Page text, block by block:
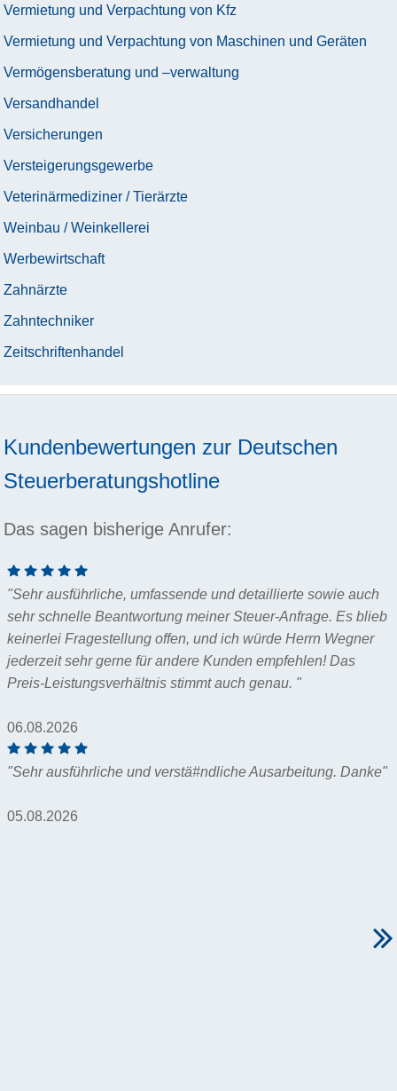
Vermietung und Verpachtung von Kfz
Vermietung und Verpachtung von Maschinen und Geräten
Vermögensberatung und –verwaltung
Versandhandel
Versicherungen
Versteigerungsgewerbe
Veterinärmediziner / Tierärzte
Weinbau / Weinkellerei
Werbewirtschaft
Zahnärzte
Zahntechniker
Zeitschriftenhandel
Kundenbewertungen zur Deutschen
Steuerberatungshotline
Das sagen bisherige Anrufer:
"Sehr ausführliche, umfassende und detaillierte sowie auch
sehr schnelle Beantwortung meiner Steuer-Anfrage. Es blieb
keinerlei Fragestellung offen, und ich würde Herrn Wegner
jederzeit sehr gerne für andere Kunden empfehlen! Das
Preis-Leistungsverhältnis stimmt auch genau. "
06.08.2026
"Sehr ausführliche und verstä#ndliche Ausarbeitung. Danke"
05.08.2026